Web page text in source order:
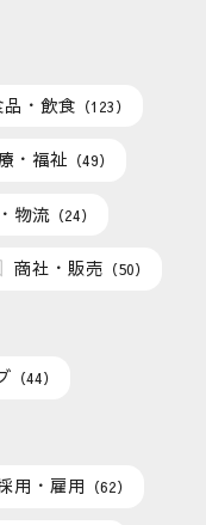
品・飲食 （123）
・福祉 （49）
物流 （24）
商社・販売 （50）
（44）
用・雇用 （62）